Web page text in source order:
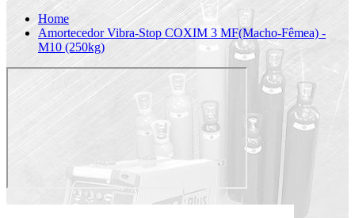
Home
Amortecedor Vibra-Stop COXIM 3 MF(Macho-Fêmea) -
M10 (250kg)